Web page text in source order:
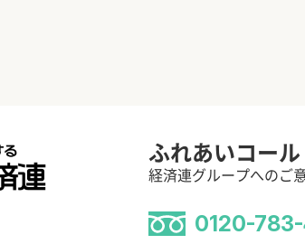
ふれあいコール
経済連グループへのご
0120-